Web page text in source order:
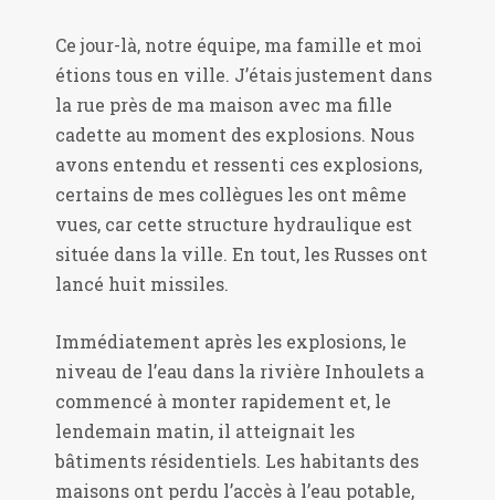
Ce jour-là, notre équipe, ma famille et moi
étions tous en ville. J’étais justement dans
la rue près de ma maison avec ma fille
cadette au moment des explosions. Nous
avons entendu et ressenti ces explosions,
certains de mes collègues les ont même
vues, car cette structure hydraulique est
située dans la ville. En tout, les Russes ont
lancé huit missiles.
Immédiatement après les explosions, le
niveau de l’eau dans la rivière Inhoulets a
commencé à monter rapidement et, le
lendemain matin, il atteignait les
bâtiments résidentiels. Les habitants des
maisons ont perdu l’accès à l’eau potable,